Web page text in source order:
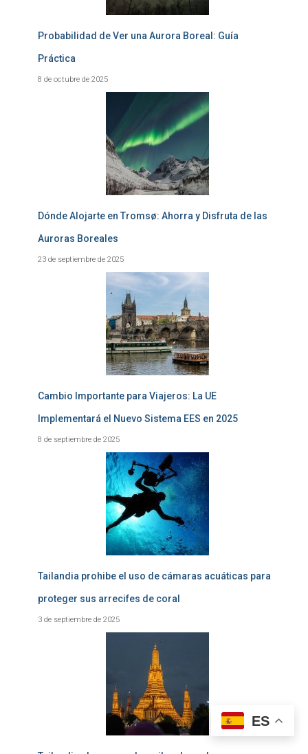
Probabilidad de Ver una Aurora Boreal: Guía
Práctica
8 de octubre de 2025
Dónde Alojarte en Tromsø: Ahorra y Disfruta de las
Auroras Boreales
23 de septiembre de 2025
Cambio Importante para Viajeros: La UE
Implementará el Nuevo Sistema EES en 2025
8 de septiembre de 2025
Tailandia prohibe el uso de cámaras acuáticas para
proteger sus arrecifes de coral
3 de septiembre de 2025
ES